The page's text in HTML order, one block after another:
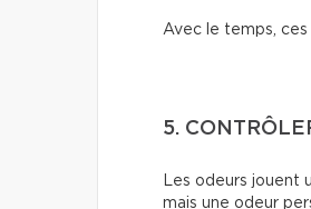
Avec le temps,
5.
Les odeurs jouent
mais une odeur